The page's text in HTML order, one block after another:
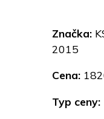
Značka:
2015
Cena:
Typ ceny: